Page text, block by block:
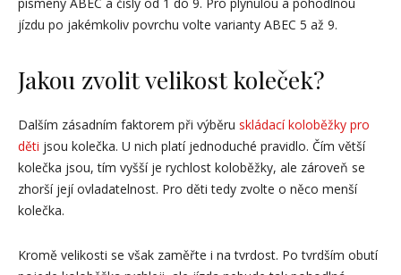
jízdu po jakémkoliv povrchu volte varianty ABEC 5 až 9.
Jakou zvolit velikost koleček?
Dalším zásadním faktorem při výběru skládací koloběžky pro
děti jsou kolečka. U nich platí jednoduché pravidlo. Čím větší
kolečka jsou, tím vyšší je rychlost koloběžky, ale zároveň se
zhorší její ovladatelnost. Pro děti tedy zvolte o něco menší
kolečka.
Kromě velikosti se však zaměřte i na tvrdost. Po tvrdším obutí